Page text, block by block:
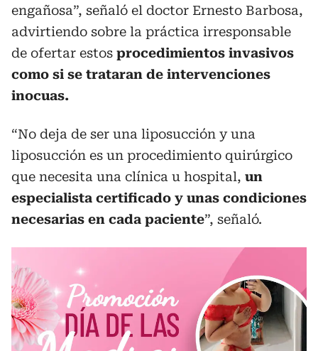
engañosa”, señaló el doctor Ernesto Barbosa,
advirtiendo sobre la práctica irresponsable
de ofertar estos procedimientos invasivos
como si se trataran de intervenciones
inocuas.
“No deja de ser una liposucción y una
liposucción es un procedimiento quirúrgico
que necesita una clínica u hospital, un
especialista certificado y unas condiciones
necesarias en cada paciente”, señaló.